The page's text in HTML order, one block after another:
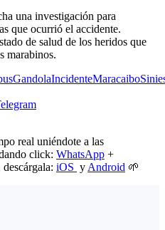
una investigación para
que ocurrió el accidente.
de salud de los heridos que
marabinos.
GandolaIncidenteMaracaibo
real uniéndote a las
click: WhatsApp +
iOS y Android 🌱